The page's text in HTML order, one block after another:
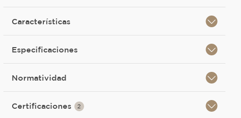
Características
Especificaciones
Normatividad
Certificaciones 2